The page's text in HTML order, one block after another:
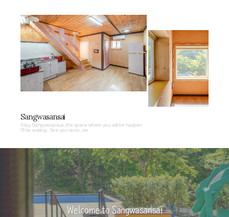
Sangwasansai
Stay Sangwasansai, the space where you will be happier
I'll be waiting. See you soon, we
Welcome to Sangwasansai